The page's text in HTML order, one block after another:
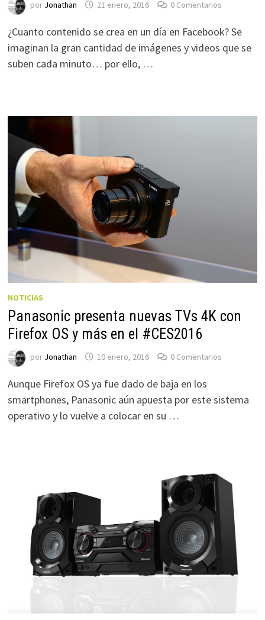
por Jonathan 21 enero, 2016 0 Comentarios
¿Cuanto contenido se crea en un día en Facebook? Se
imaginan la gran cantidad de imágenes y videos que se
suben cada minuto… por ello, …
NOTICIAS
Panasonic presenta nuevas TVs 4K con
Firefox OS y más en el #CES2016
por Jonathan 10 enero, 2016 0 Comentarios
Aunque Firefox OS ya fue dado de baja en los
smartphones, Panasonic aún apuesta por este sistema
operativo y lo vuelve a colocar en su …